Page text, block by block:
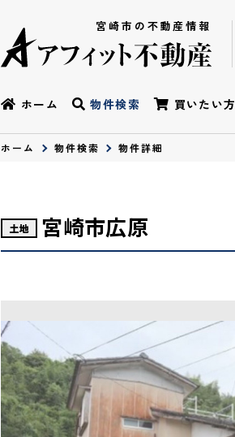
宮崎市の不動産情報
ホーム 物件検索 買いたい方
ホーム 物件検索 物件詳細
土地 宮崎市広原